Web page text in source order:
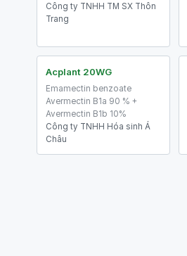
Công ty TNHH TM SX Thôn
Trang
Acplant 20WG
Emamectin benzoate
Avermectin B1a 90 % +
Avermectin B1b 10%
Công ty TNHH Hóa sinh Á
Châu